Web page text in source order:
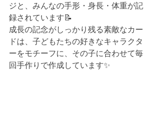
ジと、みんなの手形・身長・体重が記
録されています📝
成長の記念がしっかり残る素敵なカー
ドは、子どもたちの好きなキャラクタ
ーをモチーフに、その子に合わせて毎
回手作りで作成しています✨